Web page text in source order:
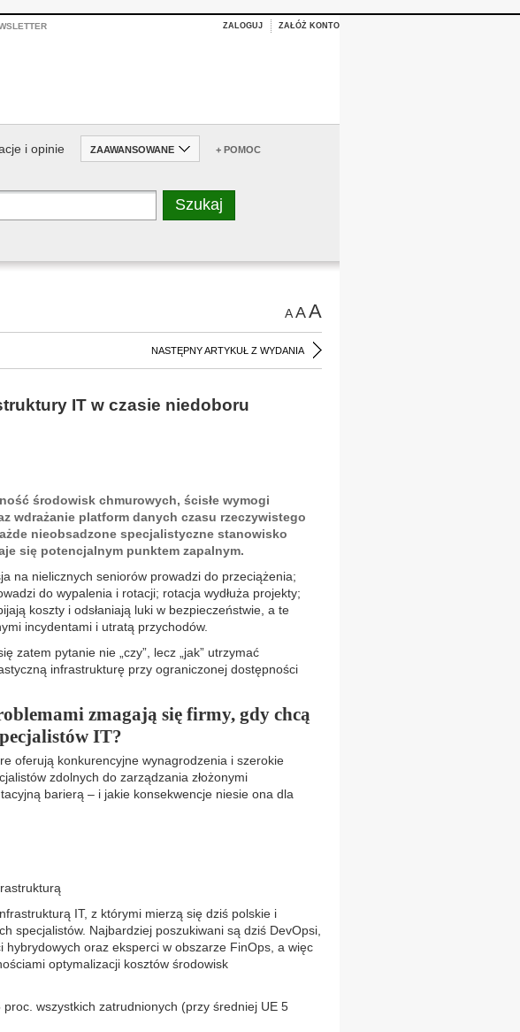
ZALOGUJ ZAŁÓŻ KONTO
i opinie ZAAWANSOWANE + POMOC
AAA
NASTĘPNY ARTYKUŁ Z WYDANIA
IT w czasie niedoboru
środowisk chmurowych, ścisłe wymogi
wdrażanie platform danych czasu rzeczywistego
nieobsadzone specjalistyczne stanowisko
się potencjalnym punktem zapalnym.
na nielicznych seniorów prowadzi do przeciążenia;
do wypalenia i rotacji; rotacja wydłuża projekty;
koszty i odsłaniają luki w bezpieczeństwie, a te
incydentami i utratą przychodów.
zatem pytanie nie „czy”, lecz „jak” utrzymać
infrastrukturę przy ograniczonej dostępności
zmagają się firmy, gdy chcą
IT?
oferują konkurencyjne wynagrodzenia i szerokie
zdolnych do zarządzania złożonymi
barierą – i jakie konsekwencje niesie ona dla
IT, z którymi mierzą się dziś polskie i
specjalistów. Najbardziej poszukiwani są dziś DevOpsi,
oraz eksperci w obszarze FinOps, a więc
optymalizacji kosztów środowisk
wszystkich zatrudnionych (przy średniej UE 5